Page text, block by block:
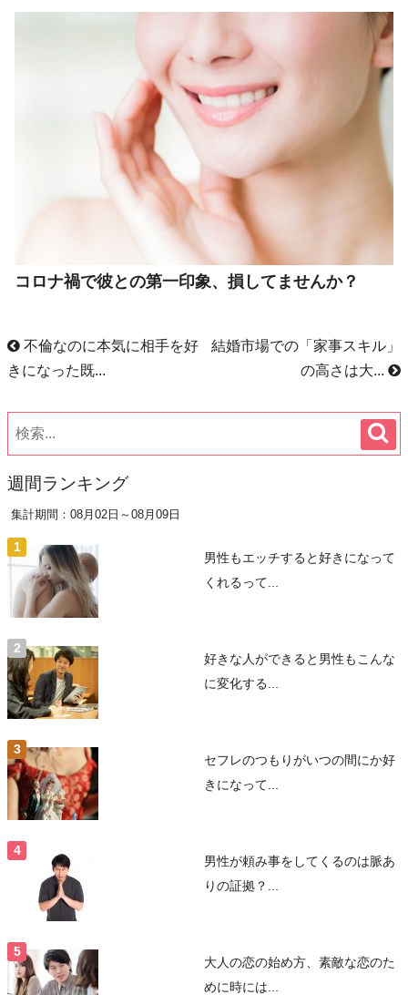
コロナ禍で彼との第一印象、損してませんか？
不倫なのに本気に相手を好
きになった既...
結婚市場での「家事スキル」
の高さは大...
週間ランキング
集計期間：08月02日～08月09日
男性もエッチすると好きになって
くれるって...
好きな人ができると男性もこんな
に変化する...
セフレのつもりがいつの間にか好
きになって...
男性が頼み事をしてくるのは脈あ
りの証拠？...
大人の恋の始め方、素敵な恋のた
めに時には...